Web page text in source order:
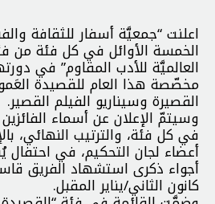
اعلنت “جمعيَّة أسفار للثقافة
الخمسة الأوائل في كل فئة من
العالميَّة للأدب المقاوم” في
مخصّصة هذا العام للقصيدة
القصيرة وسيناريو الفيلم القصير.
وسيتمّ الإعلان عن أسماء الفائزين
في كل فئة، والترتيب النهائي،
أعضاء لجان التحكيم، في
أجواء ذكرى استشهاد الفريق
كانون الثاني/يناير المقبل.